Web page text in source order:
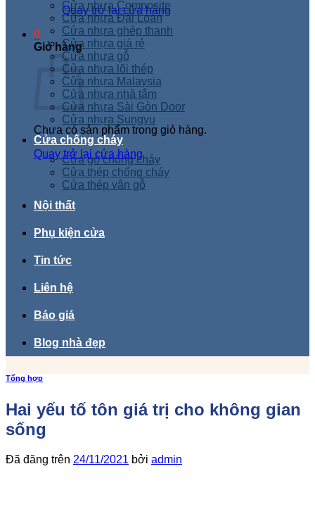
Quay trở lại cửa hàng
0
Giỏ hàng
Chưa có sản phẩm trong giỏ hàng.
Quay trở lại cửa hàng
Cửa nhựa Composite
Cửa nhựa Đài Loan
Cửa nhựa ghép thanh
Cửa nhựa giá rẻ
Cửa nhựa gỗ
Cửa nhựa lõi thép
Cửa nhựa Malaysia
Cửa nhựa nhà tắm
Cửa nhựa Sài Gòn Door
Cửa nhựa Sungyu
Cửa chống cháy
Cửa gỗ chống cháy
Cửa thép chống cháy
Cửa thép vân gỗ
Nội thất
Phụ kiện cửa
Tin tức
Liên hệ
Báo giá
Blog nhà đẹp
Tổng hợp
Hai yếu tố tôn giá trị cho không gian
sống
Đã đăng trên 24/11/2021 bởi admin